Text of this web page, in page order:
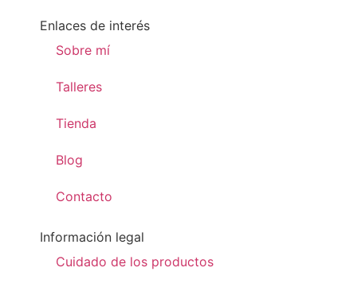
Enlaces de interés
Sobre mí
Talleres
Tienda
Blog
Contacto
Información legal
Cuidado de los productos